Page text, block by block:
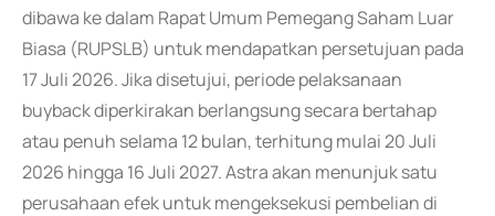
dibawa ke dalam Rapat Umum Pemegang Saham Luar
Biasa (RUPSLB) untuk mendapatkan persetujuan pada
17 Juli 2026. Jika disetujui, periode pelaksanaan
buyback diperkirakan berlangsung secara bertahap
atau penuh selama 12 bulan, terhitung mulai 20 Juli
2026 hingga 16 Juli 2027. Astra akan menunjuk satu
perusahaan efek untuk mengeksekusi pembelian di